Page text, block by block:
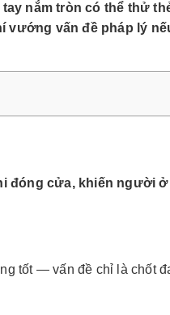
nắm tròn có thể thử
vấn đề pháp lý
đóng cửa, khiến
tốt — vấn đề chỉ là chốt